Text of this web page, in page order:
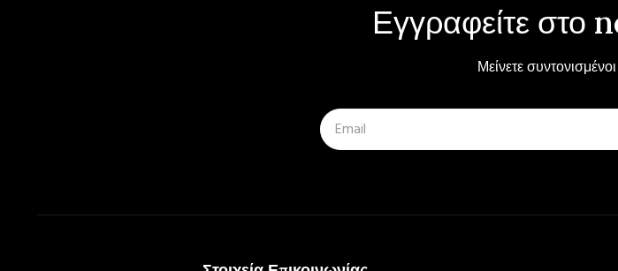
Εγγραφείτε
Μείνετε